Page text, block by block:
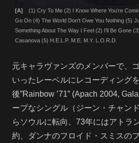
[A] (1) Cry To Me (2) I Know Where You’re
Go On (4) The World Don’t Owe You Nothing (5)
Something About The Way I Feel (2) I’ll Be Gone
Casanova (5) H.E.L.P. M.E. M.Y. L.O.R.D.
元キャラヴァンズのメンバーで、
いったレーベルにレコーディング
後”Rainbow ’71” (Apach 2004,
ープなシングル（ジーン・チャン
らソウルに転向、73年にはアトラ
約、ダンナのフロイド・スミスの